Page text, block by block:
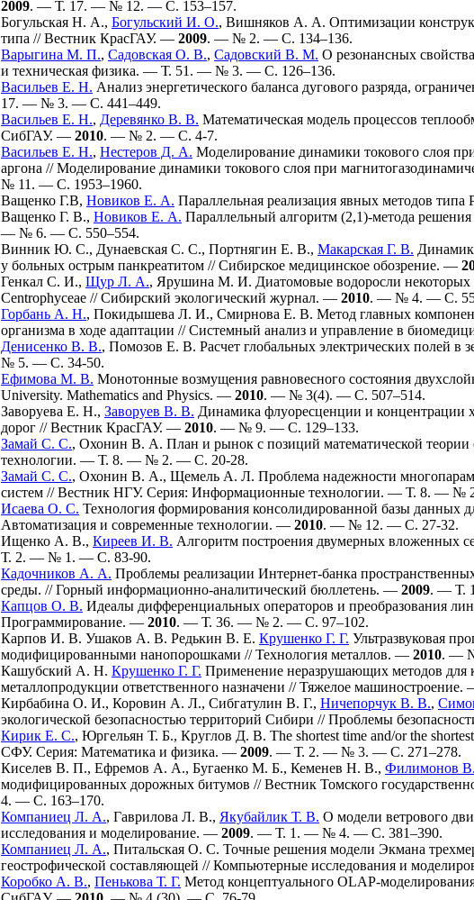
2009. — Т. 17. — № 12. — С. 1 53–157.
Богульская Н. А., Богульский И. О., Вишняков А. А. Оптимизации
типа // Вестник КрасГАУ. — 2009. — № 2. — С. 134–136.
Варыгина М. П., Садовская О. В., Садовский В. М. О резонансных
и техническая физика. — Т. 51. — № 3. — С. 1 26–136.
Васильев Е. Н. Анализ энергетического баланса дугового разряда,
17. — № 3. — С. 441–449.
Васильев Е. Н., Деревянко В. В. Математическая модель процессов
СибГАУ. — 2010. — № 2. — С. 4-7.
Васильев Е. Н., Нестеров Д. А. Моделирование динамики токового слоя
аргона // Моделирование динамики токового слоя при
№ 11. — С. 1953–1960.
Ващенко Г.В, Новиков Е. А. Параллельная реализация явных методов
Ващенко Г. В., Новиков Е. А. Параллельный алгоритм (2,1)-метода
— № 6. — С. 550–554.
Винник Ю. С., Дунаевская С. С., Портнягин Е. В., Макарская Г. В.
у больных острым панкреатитом // Сибирское медицинское обозрение. —
Генкал C. И., Щур Л. А., Ярушина М. И. Диатомовые водоросли
Centrophyceae // Сибирский экологический журнал. — 2010. — № 4. — С. 5
Горбань А. Н., Покидышева Л. И., Смирнова Е. В. Метод главных
организма в ходе адаптации // Системный анализ и управление в
Денисенко В. В., Помозов Е. В. Расчет глобальных электрических полей
№ 5. — С. 34-50.
Ефимова М. В. Монотонные возмущения равновесного состояния
University. Mathematics and Physics. — 2010. — № 3(4). — С. 507–514.
Заворуева Е. Н., Заворуев В. В. Динамика флуоресценции и концентрации
дорог // Вестник КрасГАУ. — 2010. — № 9. — С. 1 29–133.
Замай С. С., Охонин В. А. План и рынок с позиций математической
технологии. — Т. 8. — № 2. — С. 20-28.
Замай С. С., Охонин В. А., Щемель А. Л. Проблема надежности
систем // Вестник НГУ. Серия: Информационные технологии. — Т. 8. — №
Исаева О. С. Технология формирования консолидированной базы данных
Автоматизация и современные технологии. — 2010. — № 12. — С. 27-32.
Ищенко А. В., Киреев И. В. Алгоритм построения двумерных вложенных
Т. 2. — № 1. — С. 83-90.
Кадочников А. А. Проблемы реализации Интернет-банка
среды. // Горный информационно-аналитический бюллетень. — 2009. — Т.
Капцов О. В. Идеалы дифференциальных операторов и преобразования
Программирование. — 2010. — Т. 36. — № 2. — С. 97–102.
Карпов И. В. Ушаков А. В. Редькин В. Е. Крушенко Г. Г. Ультразвуковая
модифицированными нанопорошками // Технология металлов. — 2010. —
Кашубский А. Н. Крушенко Г. Г. Применение неразрушающих методов для
металлопродукции ответственного назначени // Тяжелое машиностроение.
Кирбабина О. И., Коровин А. Л., Сибгатулин В. Г., Ничепорчук В. В.,
экологической безопасностью территорий Сибири // Проблемы
Кирик Е. С., Юргельян Т. Б., Круглов Д. В. The shortest time and/or the
СФУ. Серия: Математика и физика. — 2009. — Т. 2. — № 3. — С. 271–278.
Киселев В. П., Ефремов А. А., Бугаенко М. Б., Кеменев Н. В., Филимонов
модифицированных дорожных битумов // Вестник Томского
4. — С. 163–170.
Компаниец Л. А., Гаврилова Л. В., Якубайлик Т. В. О модели ветрового
исследования и моделирование. — 2009. — Т. 1. — № 4. — С. 381–390.
Компаниец Л. А., Питальская О. С. Точные решения модели Экмана
геострофической составляющей // Компьютерные исследования и
Коробко А. В., Пенькова Т. Г. Метод концептуального OLAP-